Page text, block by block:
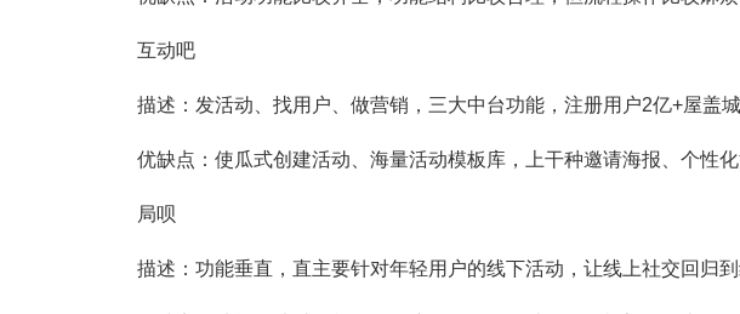
互动吧
描述：发活动、找用户、做营销，三大中台功能，注册用户2亿+屋盖
优缺点：使瓜式创建活动、海量活动模板库，上干种邀请海报、个性
局呗
描述：功能垂直，直主要针对年轻用户的线下活动，让线上社交回归